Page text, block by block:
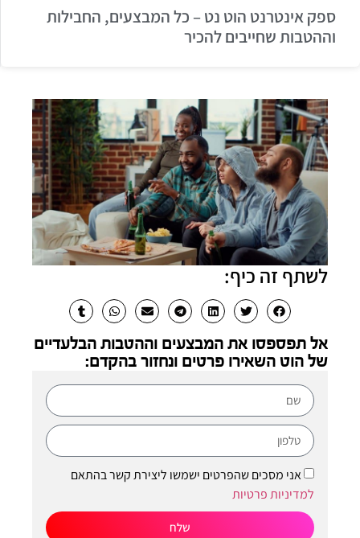
ספק אינטרנט הוט נט – כל המבצעים, החבילות
וההטבות שחייבים להכיר
לשתף זה כיף:
אל תפספסו את המבצעים וההטבות הבלעדיים
של הוט השאירו פרטים ונחזור בהקדם:
אני מסכים שהפרטים ישמשו ליצירת קשר בהתאם
למדיניות פרטיות